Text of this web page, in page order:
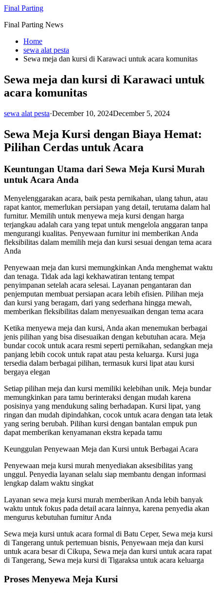
Skip
content
Final Parting
Final Parting News
Home
sewa alat pesta
Sewa meja dan kursi di Karawaci untuk acara komunitas
Sewa meja dan kursi di Karawaci untuk
acara komunitas
sewa alat pesta·December 10, 2024December 5, 2024
Sewa Meja Kursi dengan Biaya Hemat:
Pilihan Cerdas untuk Acara
Keuntungan Utama dari Sewa Meja Kursi Murah
untuk Acara Anda
Menyelenggarakan acara, baik pesta pernikahan, ulang tahun, atau
rapat kantor, memerlukan persiapan yang detail, terutama dalam hal
furnitur. Memilih untuk menyewa meja kursi dengan harga
terjangkau adalah cara yang tepat untuk mengelola anggaran tanpa
mengurangi kualitas. Penyewaan furnitur ini memberikan Anda
fleksibilitas dalam memilih meja dan kursi sesuai dengan tema acara
Anda
Penyewaan meja dan kursi memungkinkan Anda menghemat waktu
dan tenaga. Tidak ada lagi kekhawatiran tentang tempat
penyimpanan setelah acara selesai. Layanan pengantaran dan
penjemputan membuat persiapan acara lebih efisien. Pilihan meja
dan kursi yang beragam, dari yang sederhana hingga mewah,
memberikan fleksibilitas dalam menyesuaikan dengan tema acara
Ketika menyewa meja dan kursi, Anda akan menemukan berbagai
jenis pilihan yang bisa disesuaikan dengan kebutuhan acara. Meja
bundar cocok untuk acara resmi seperti pernikahan, sedangkan meja
panjang lebih cocok untuk rapat atau pesta keluarga. Kursi juga
tersedia dalam berbagai pilihan, termasuk kursi lipat atau kursi
bergaya elegan
Setiap pilihan meja dan kursi memiliki kelebihan unik. Meja bundar
memungkinkan para tamu berinteraksi dengan mudah karena
posisinya yang mendukung saling berhadapan. Kursi lipat, yang
ringan dan mudah dipindahkan, cocok untuk acara dengan tata letak
yang sering berubah. Pilihan kursi dengan bantalan empuk pun
dapat memberikan kenyamanan ekstra kepada tamu
Keunggulan Penyewaan Meja dan Kursi untuk Berbagai Acara
Penyewaan meja kursi murah menyediakan aksesibilitas yang
unggul. Penyedia layanan selalu siap membantu dengan informasi
lengkap dalam waktu singkat
Layanan sewa meja kursi murah memberikan Anda lebih banyak
waktu untuk fokus pada detail acara lainnya, karena penyedia akan
mengurus kebutuhan furnitur Anda
Sewa meja kursi untuk acara formal di Batu Ceper, Sewa meja kursi
di Tangerang untuk pertemuan bisnis, Penyewaan meja dan kursi
untuk acara besar di Cikupa, Sewa meja dan kursi untuk acara rapat
di Tangerang, Sewa meja kursi di Tigaraksa untuk acara keluarga
Proses Menyewa Meja Kursi